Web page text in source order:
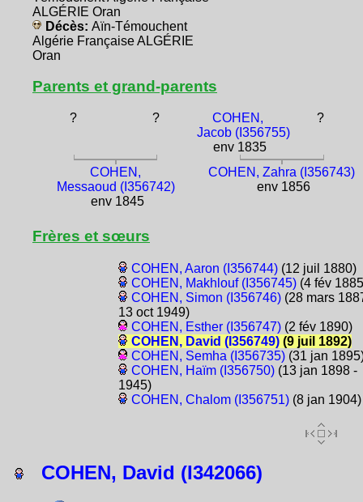
ALGÉRIE Oran
Décès: Aïn-Témouchent
Algérie Française ALGÉRIE
Oran
Parents et grand-parents
? ?
COHEN,
Jacob (I356755)
env 1835
?
COHEN,
Messaoud (I356742)
env 1845
COHEN, Zahra (I356743)
env 1856
Frères et sœurs
COHEN, Aaron (I356744)(12 juil 1880)
COHEN, Makhlouf (I356745)(4 fév
COHEN, Simon (I356746)(28 mars
13 oct 1949)
COHEN, Esther (I356747)(2 fév 1890)
COHEN, David (I356749)(9 juil 1892)
COHEN, Semha (I356735)(31 jan
COHEN, Haïm (I356750)(13 jan 1898 -
1945)
COHEN, Chalom (I356751)(8 jan 1904)
COHEN, David (I342066)